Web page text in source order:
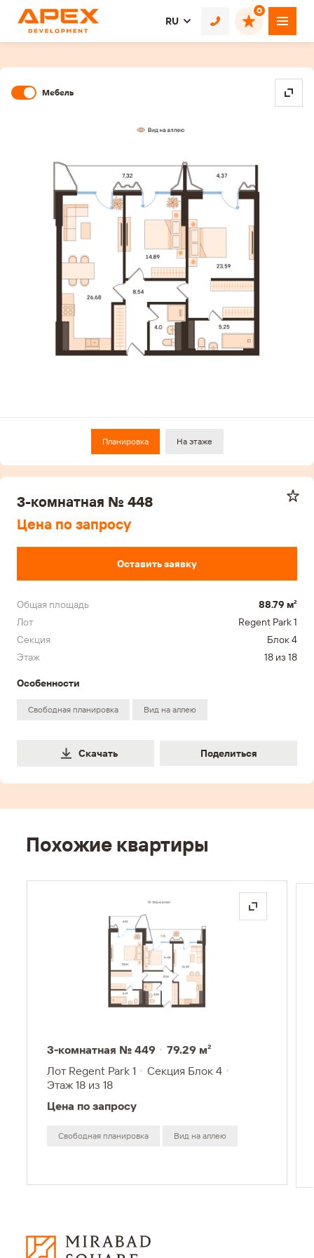
0
RU
Мебель
Планировка На этаже
3-комнатная № 448
Цена по запросу
Оставить заявку
Общая площадь
88.79 м²
Лот
Regent Park 1
Секция
Блок 4
Этаж
18 из 18
Особенности
Свободная планировка Вид на аллею
Скачать Поделиться
Поделиться
Похожие квартиры
3-комнатная № 449
79.29 м²
Лот Regent Park 1
Секция Блок 4
Этаж 18 из 18
Цена по запросу
Свободная планировка Вид на аллею